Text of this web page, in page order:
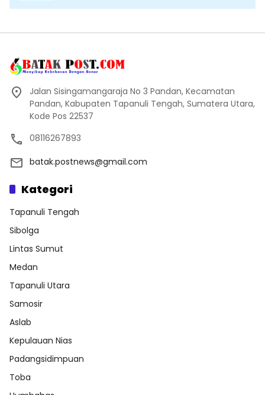
Jalan Sisingamangaraja No 3 Pandan, Kecamatan
Pandan, Kabupaten Tapanuli Tengah, Sumatera Utara,
Kode Pos 22537
08116267893
batak.postnews@gmail.com
Kategori
Tapanuli Tengah
Sibolga
Lintas Sumut
Medan
Tapanuli Utara
Samosir
Aslab
Kepulauan Nias
Padangsidimpuan
Toba